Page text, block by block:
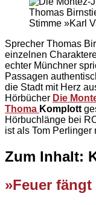
Thomas
Stimme »Karl
Sprecher Thomas
einzelnen
echter Münchner
Passagen
die Stadt mit Herz
Hörbücher Die
Thoma Komplott
Hörbuchlänge bei
ist als Tom Perlinger
Zum Inhalt:
»Feuer